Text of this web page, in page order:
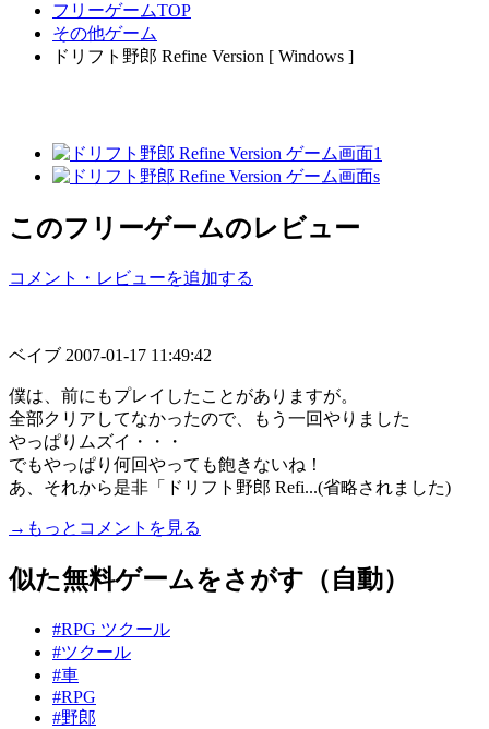
フリーゲームTOP
その他ゲーム
ドリフト野郎 Refine Version [ Windows ]
このフリーゲームのレビュー
コメント・レビューを追加する
ベイブ 2007-01-17 11:49:42
僕は、前にもプレイしたことがありますが。
全部クリアしてなかったので、もう一回やりました
やっぱりムズイ・・・
でもやっぱり何回やっても飽きないね！
あ、それから是非「ドリフト野郎 Refi...(省略されました)
→もっとコメントを見る
似た無料ゲームをさがす（自動）
#RPG ツクール
#ツクール
#車
#RPG
#野郎